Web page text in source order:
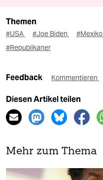
Themen
#USA #Joe Biden #Mexiko
#Republikaner
Feedback Kommentieren
Diesen Artikel teilen
Mehr zum Thema